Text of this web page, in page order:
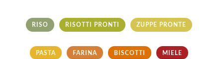
RISO RISOTTI PRONTI ZUPPE PRONTE
PASTA FARINA BISCOTTI MIELE